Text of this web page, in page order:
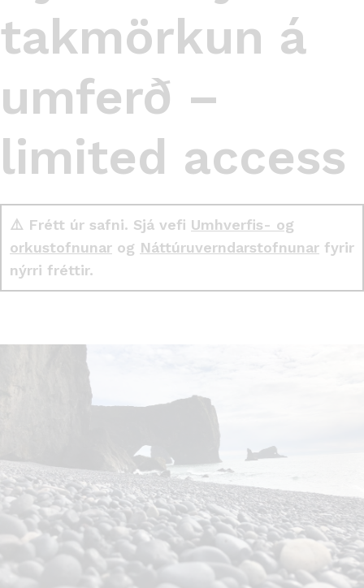
takmörkun á
umferð –
limited access
⚠️ Frétt úr safni. Sjá vefi Umhverfis- og
orkustofnunar og Náttúruverndarstofnunar fyrir
nýrri fréttir.